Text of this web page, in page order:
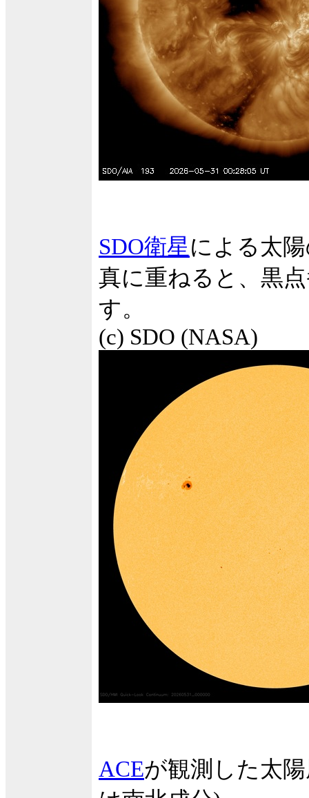
SDO衛星による太
真に重ねると、黒
す。
(c) SDO (NASA)
ACEが観測した太